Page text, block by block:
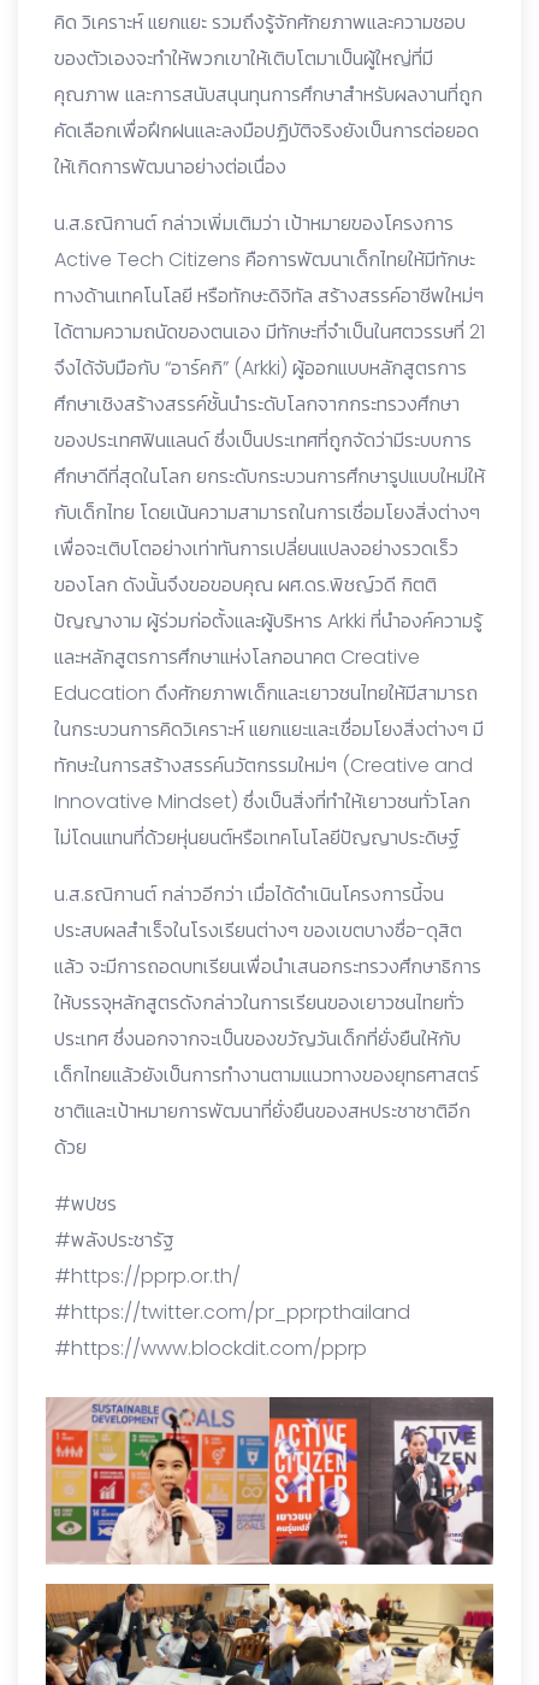
คิด วิเคราะห์ แยกแยะ รวมถึงรู้จักศักยภาพและความชอบ
ของตัวเองจะทำให้พวกเขาให้เติบโตมาเป็นผู้ใหญ่ที่มี
คุณภาพ และการสนับสนุนทุนการศึกษาสำหรับผลงานที่ถูก
คัดเลือกเพื่อฝึกฝนและลงมือปฏิบัติจริงยังเป็นการต่อยอด
ให้เกิดการพัฒนาอย่างต่อเนื่อง
น.ส.ธณิกานต์ กล่าวเพิ่มเติมว่า เป้าหมายของโครงการ
Active Tech Citizens คือการพัฒนาเด็กไทยให้มีทักษะ
ทางด้านเทคโนโลยี หรือทักษะดิจิทัล สร้างสรรค์อาชีพใหม่ๆ
ได้ตามความถนัดของตนเอง มีทักษะที่จำเป็นในศตวรรษที่ 21
จึงได้จับมือกับ “อาร์คกิ” (Arkki) ผู้ออกแบบหลักสูตรการ
ศึกษาเชิงสร้างสรรค์ชั้นนำระดับโลกจากกระทรวงศึกษา
ของประเทศฟินแลนด์ ซึ่งเป็นประเทศที่ถูกจัดว่ามีระบบการ
ศึกษาดีที่สุดในโลก ยกระดับกระบวนการศึกษารูปแบบใหม่ให้
กับเด็กไทย โดยเน้นความสามารถในการเชื่อมโยงสิ่งต่างๆ
เพื่อจะเติบโตอย่างเท่าทันการเปลี่ยนแปลงอย่างรวดเร็ว
ของโลก ดังนั้นจึงขอขอบคุณ ผศ.ดร.พิชญ์วดี กิตติ
ปัญญางาม ผู้ร่วมก่อตั้งและผู้บริหาร Arkki ที่นำองค์ความรู้
และหลักสูตรการศึกษาแห่งโลกอนาคต Creative
Education ดึงศักยภาพเด็กและเยาวชนไทยให้มีสามารถ
ในกระบวนการคิดวิเคราะห์ แยกแยะและเชื่อมโยงสิ่งต่างๆ มี
ทักษะในการสร้างสรรค์นวัตกรรมใหม่ๆ (Creative and
Innovative Mindset) ซึ่งเป็นสิ่งที่ทำให้เยาวชนทั่วโลก
ไม่โดนแทนที่ด้วยหุ่นยนต์หรือเทคโนโลยีปัญญาประดิษฐ์
น.ส.ธณิกานต์ กล่าวอีกว่า เมื่อได้ดำเนินโครงการนี้จน
ประสบผลสำเร็จในโรงเรียนต่างๆ ของเขตบางซื่อ-ดุสิต
แล้ว จะมีการถอดบทเรียนเพื่อนำเสนอกระทรวงศึกษาธิการ
ให้บรรจุหลักสูตรดังกล่าวในการเรียนของเยาวชนไทยทั่ว
ประเทศ ซึ่งนอกจากจะเป็นของขวัญวันเด็กที่ยั่งยืนให้กับ
เด็กไทยแล้วยังเป็นการทำงานตามแนวทางของยุทธศาสตร์
ชาติและเป้าหมายการพัฒนาที่ยั่งยืนของสหประชาชาติอีก
ด้วย
#พปชร
#พลังประชารัฐ
#https://pprp.or.th/
#https://twitter.com/pr_pprpthailand
#https://www.blockdit.com/pprp